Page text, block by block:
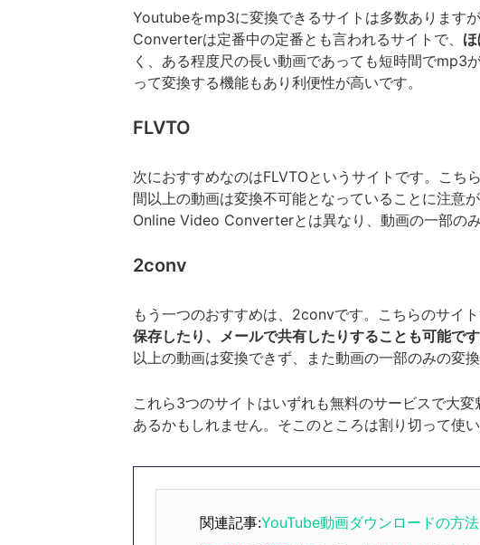
Youtubeをmp3に変換できるサイトは多数あります
Converterは定番中の定番とも言われるサイトで、
く、ある程度尺の長い動画であっても短時間でmp3
って変換する機能もあり利便性が高いです。
FLVTO
次におすすめなのはFLVTOというサイトです。こち
間以上の動画は変換不可能となっていることに注意
Online Video Converterとは異なり、動画の一部の
2conv
もう一つのおすすめは、2convです。こちらのサイ
保存したり、メールで共有したりすることも可能です
以上の動画は変換できず、また動画の一部のみの変
これら3つのサイトはいずれも無料のサービスで大
あるかもしれません。そこのところは割り切って使い
関連記事:YouTube動画ダウンロードの方法